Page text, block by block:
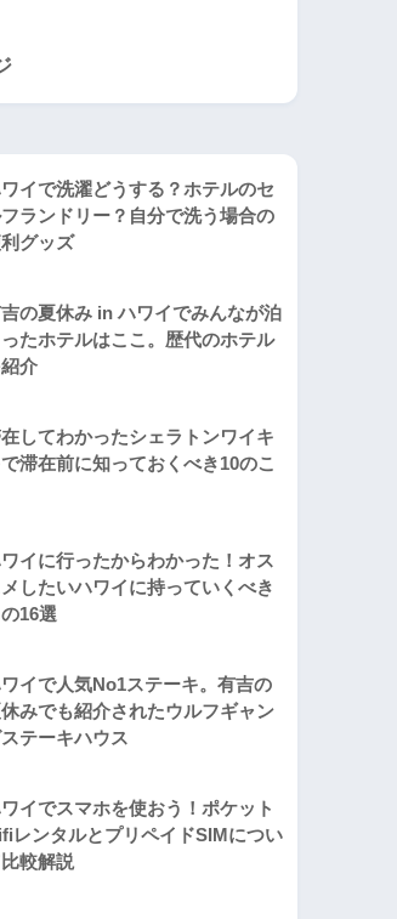
イで洗濯どうする？ホテルのセ
ランドリー？自分で洗う場合の
グッズ
の夏休み in ハワイでみんなが泊
ったホテルはここ。歴代のホテル
介
してわかったシェラトンワイキ
滞在前に知っておくべき10のこ
イに行ったからわかった！オス
したいハワイに持っていくべき
の16選
イで人気No1ステーキ。有吉の
みでも紹介されたウルフギャン
テーキハウス
イでスマホを使おう！ポケット
レンタルとプリペイドSIMについ
較解説